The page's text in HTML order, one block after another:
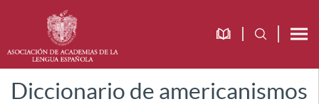
Diccionario de americanismos